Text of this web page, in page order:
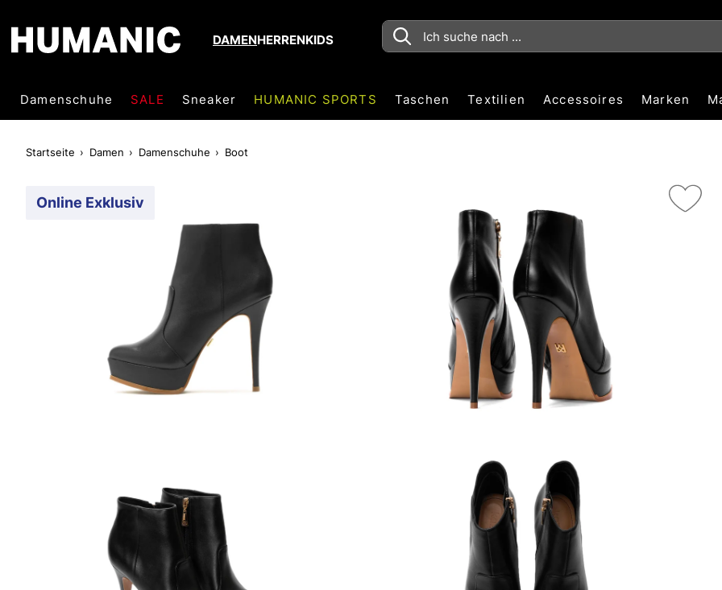
DAMENHERRENKIDS
Damenschuhe SALE Sneaker HUMANIC SPORTS Taschen Textilien Accessoires Marken
Startseite Damen Damenschuhe Boot
Online Exklusiv